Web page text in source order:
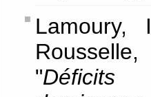
"Déficits